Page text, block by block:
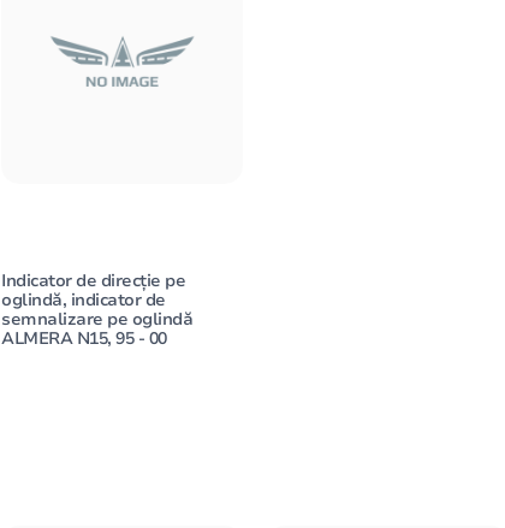
Indicator de direcție pe
oglindă, indicator de
semnalizare pe oglindă
ALMERA N15, 95 - 00